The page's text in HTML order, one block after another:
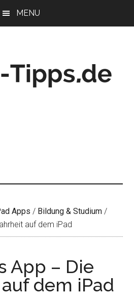
MENU
Apps / Bildung & Studium /
auf dem iPad
App – Die
dem iPad